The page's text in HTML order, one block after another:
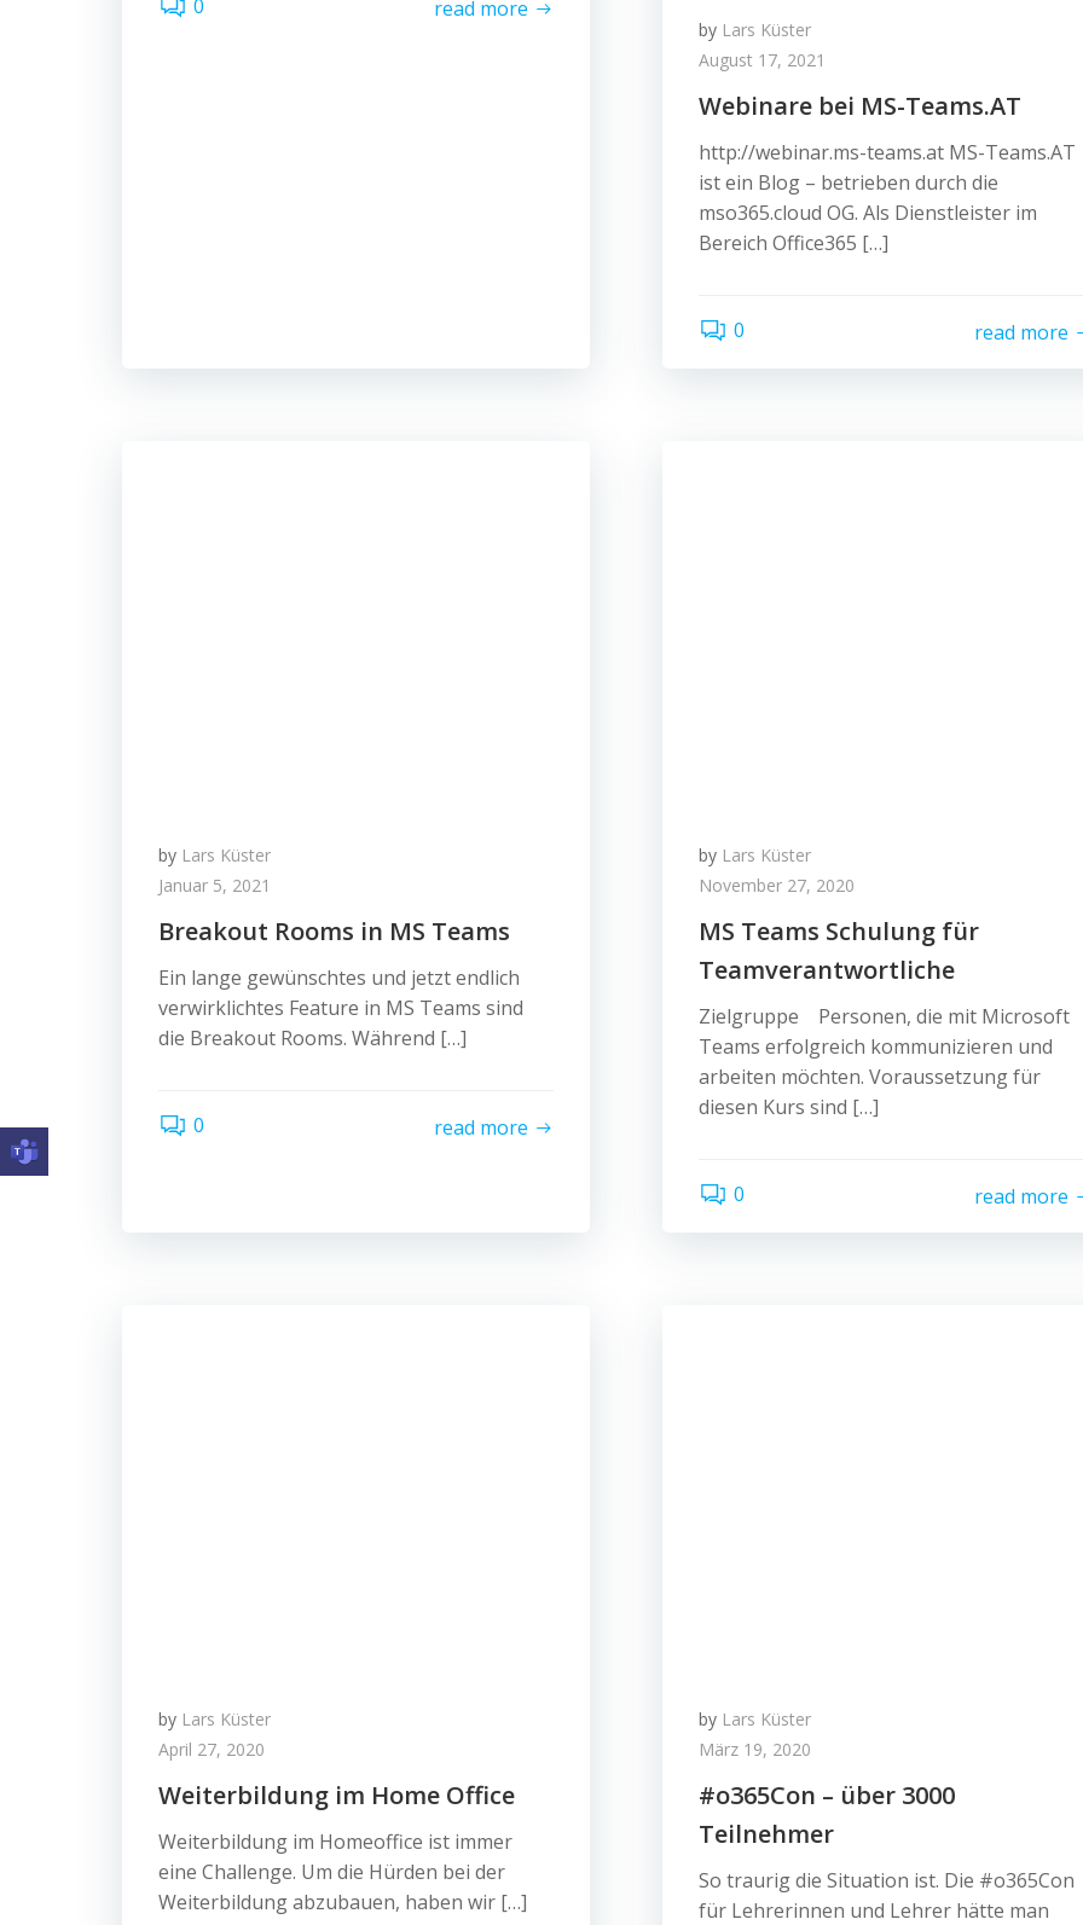
0 read more
by Lars Küster
August 17, 2021
Webinare bei MS-Teams.AT
http://webinar.ms-teams.at MS-Teams.AT
ist ein Blog – betrieben durch die
mso365.cloud OG. Als Dienstleister im
Bereich Office365 […]
0 read more
by Lars Küster
Januar 5, 2021
Breakout Rooms in MS Teams
Ein lange gewünschtes und jetzt endlich
verwirklichtes Feature in MS Teams sind
die Breakout Rooms. Während […]
0 read more
by Lars Küster
November 27, 2020
MS Teams Schulung für
Teamverantwortliche
Zielgruppe Personen, die mit Microsoft
Teams erfolgreich kommunizieren und
arbeiten möchten. Voraussetzung für
diesen Kurs sind […]
0 read more
by Lars Küster
April 27, 2020
Weiterbildung im Home Office
Weiterbildung im Homeoffice ist immer
eine Challenge. Um die Hürden bei der
Weiterbildung abzubauen, haben wir […]
by Lars Küster
März 19, 2020
#o365Con – über 3000
Teilnehmer
So traurig die Situation ist. Die #o365Con
für Lehrerinnen und Lehrer hätte man